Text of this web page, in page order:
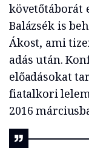
követőtáborát
Balázsék is
Ákost, ami
adás után.
előadásokat
fiatalkori
2016